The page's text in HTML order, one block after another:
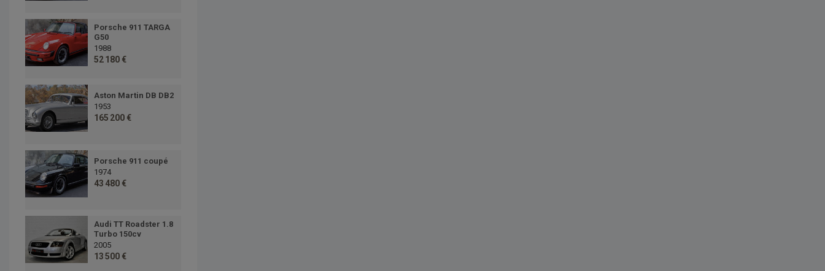
Porsche 911 TARGA
G50
1988
52 180 €
Aston Martin DB DB2
1953
165 200 €
Porsche 911 coupé
1974
43 480 €
Audi TT Roadster 1.8
Turbo 150cv
2005
13 500 €